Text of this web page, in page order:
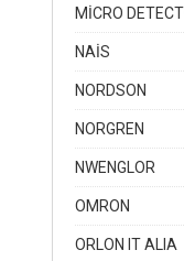
MİCRO
NAİS
NORDSON
NORGREN
NWENGLOR
OMRON
ORLON IT ALIA